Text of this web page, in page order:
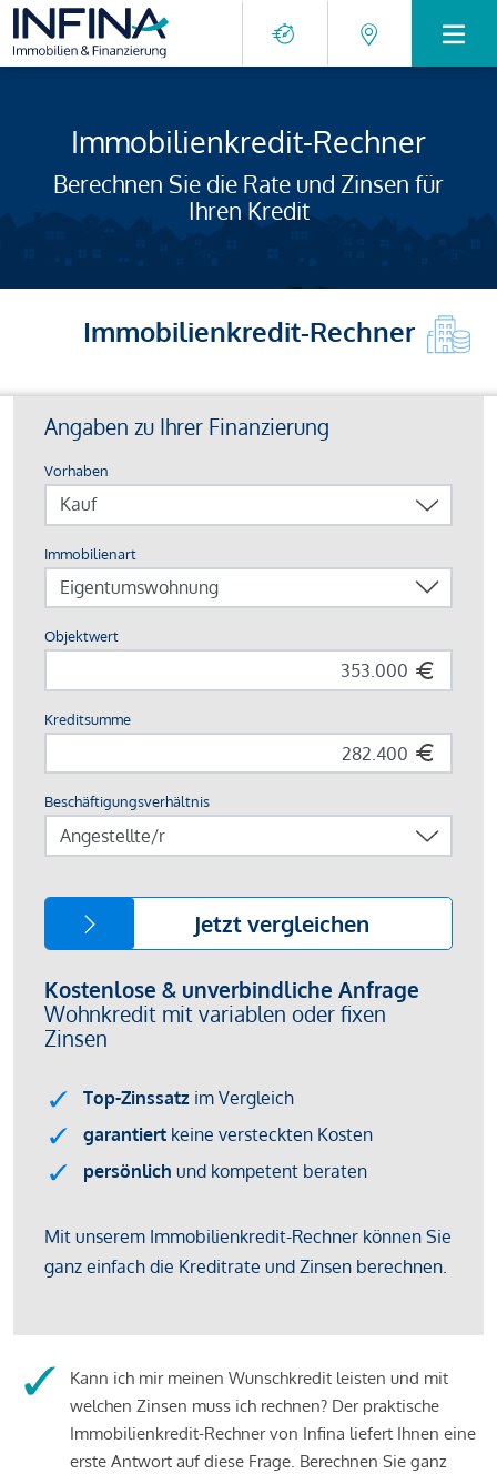
Immobilienkredit-Rechner
Berechnen Sie die Rate und Zinsen für
Ihren Kredit
Immobilienkredit-Rechner
Kann ich mir meinen Wunschkredit leisten und mit
welchen Zinsen muss ich rechnen? Der praktische
Immobilienkredit-Rechner von Infina liefert Ihnen eine
erste Antwort auf diese Frage. Berechnen Sie ganz